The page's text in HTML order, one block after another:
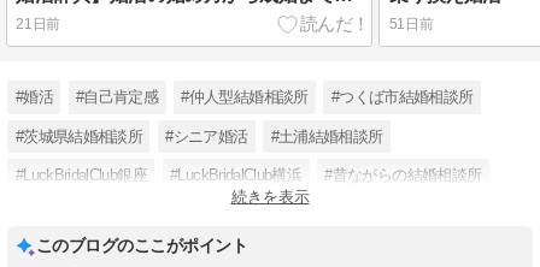
21日前 51日前
#婚活 #自己肯定感 #仲人型結婚相談所 #つくば市結婚相談所
#茨城県結婚相談所 #シニア婚活 #土浦結婚相談所
#LuckBridalClub銀座 #LuckBridalClub横浜 #昔ながらの結婚相談所
続きを表示
このブログのここがポイント